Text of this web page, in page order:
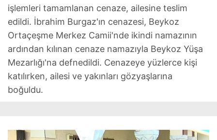
işlemleri tamamlanan cenaze, ailesine teslim
edildi. İbrahim Burgaz'ın cenazesi, Beykoz
Ortaçeşme Merkez Camii'nde ikindi namazının
ardından kılınan cenaze namazıyla Beykoz Yüşa
Mezarlığı'na defnedildi. Cenazeye yüzlerce kişi
katılırken, ailesi ve yakınları gözyaşlarına
boğuldu.